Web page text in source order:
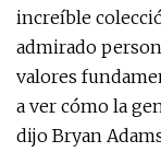
increíble
admirado
valores
a ver cómo la
dijo Bryan